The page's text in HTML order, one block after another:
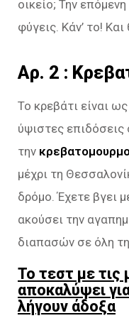
οικείο; Την
φύγεις. Κάν’ το!
Aρ. 2 :
Το κρεβάτι είναι
ύψιστες
την
μέχρι τη
δρόμο. Έχετε βγει
ακούσει την
διαπασών σε όλη
Το τεστ με τις
αποκαλύψει
λήγουν άδοξα